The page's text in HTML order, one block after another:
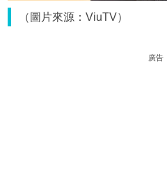
（圖片來源：ViuTV）
廣告